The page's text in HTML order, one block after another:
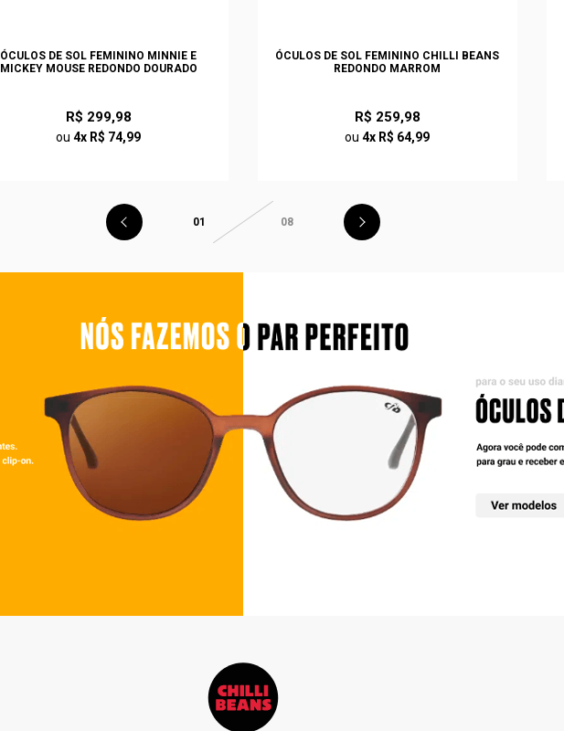
ÓCULOS DE SOL FEMININO MINNIE E
MICKEY MOUSE REDONDO DOURADO
R$ 299,98
ou4x R$ 74,99
ÓCULOS DE SOL FEMININO CHILLI BEANS
REDONDO MARROM
R$ 259,98
ou4x R$ 64,99
01 08